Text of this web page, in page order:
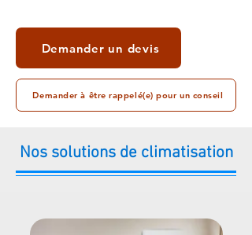
Demander un devis
Demander à être rappelé(e) pour un conseil
Nos solutions de climatisation